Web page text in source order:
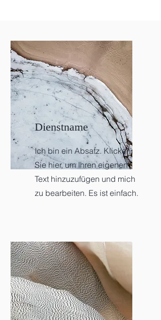
Dienstname
Ich bin ein Absatz. Klicken
Sie hier, um Ihren eigenen
Text hinzuzufügen und mich
zu bearbeiten. Es ist einfach.